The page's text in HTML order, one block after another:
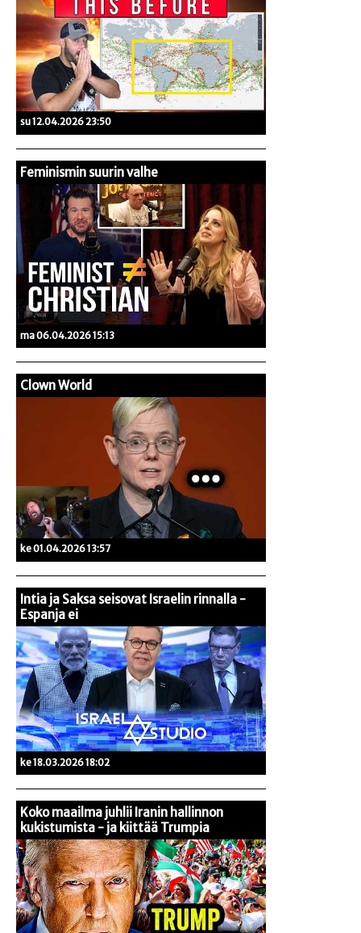
su 12.04.2026 23:50
Feminismin suurin valhe
ma 06.04.2026 15:13
Clown World
ke 01.04.2026 13:57
Intia ja Saksa seisovat Israelin rinnalla -
Espanja ei
ke 18.03.2026 18:02
Koko maailma juhlii Iranin hallinnon
kukistumista - ja kiittää Trumpia